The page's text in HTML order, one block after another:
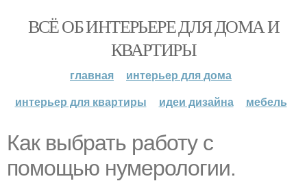
ВСЁ ОБ ИНТЕРЬЕРЕ ДЛЯ ДОМА И
КВАРТИРЫ
главная
интерьер для дома
интерьер для квартиры
идеи дизайна мебель
Как выбрать работу с
помощью нумерологии.